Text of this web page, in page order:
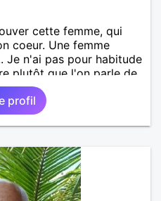
cette femme, qui
coeur. Une femme
Je n'ai pas pour habitude
plutôt que l'on parle de
je pense réellement
à découvrir.
profil